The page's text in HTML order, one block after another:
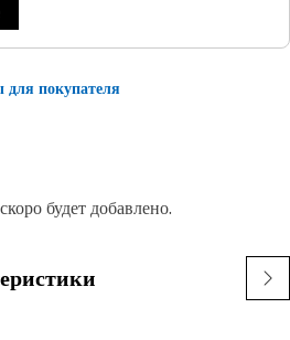
для покупателя
будет добавлено.